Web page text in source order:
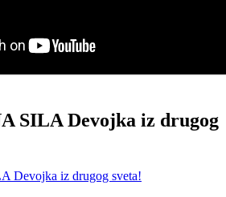
SILA Devojka iz drugog